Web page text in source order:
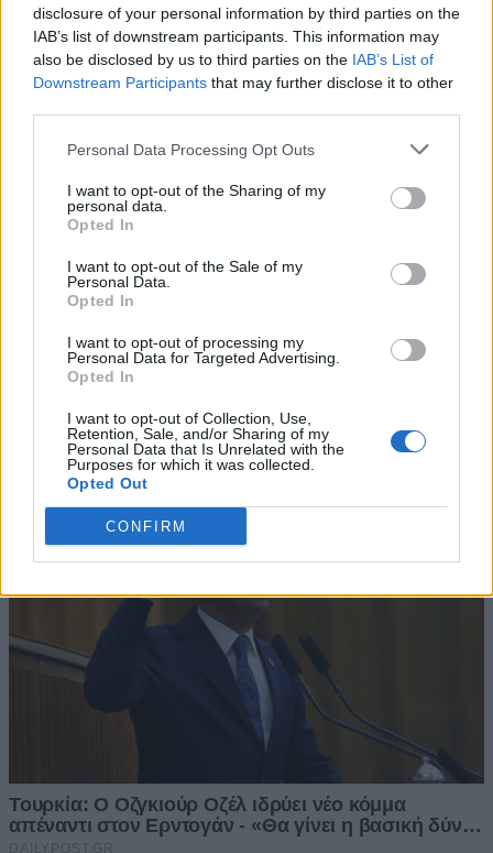
disclosure of your personal information by third parties on the
IAB’s list of downstream participants. This information may
also be disclosed by us to third parties on the IAB’s List of
Downstream Participants that may further disclose it to other
Personal Data Processing Opt Outs
I want to opt-out of the Sharing of my
personal data.
Opted In
I want to opt-out of the Sale of my
Personal Data.
Opted In
I want to opt-out of processing my
Personal Data for Targeted Advertising.
Opted In
I want to opt-out of Collection, Use,
Retention, Sale, and/or Sharing of my
Personal Data that Is Unrelated with the
Purposes for which it was collected.
Opted Out
CONFIRM